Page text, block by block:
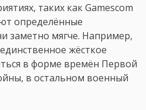
таких как Gamescom
определённые
заметно мягче. Например,
жёсткое
в форме времён Первой
в остальном военный